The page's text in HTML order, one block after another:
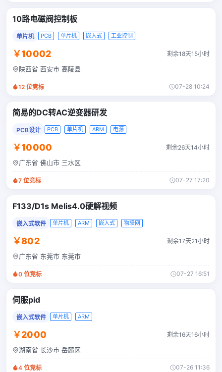
10路电磁阀控制板
单片机 PCB 单片机 嵌入式 工业控制
￥10002 剩余18天15小时
陕西省 西安市 高陵县
12 位竞标 07-28 10:24
简易的DC转AC逆变器研发
PCB设计 PCB 单片机 ARM 电源
￥10000 剩余26天14小时
广东省 佛山市 三水区
7 位竞标 07-27 17:20
F133/D1s Melis4.0硬解视频
嵌入式软件 单片机 ARM 嵌入式 物联网
￥802 剩余17天21小时
广东省 东莞市 东莞市
0 位竞标 07-27 16:51
伺服pid
嵌入式软件 单片机 ARM
￥2000 剩余16天16小时
湖南省 长沙市 岳麓区
4 位竞标 07-26 11:36